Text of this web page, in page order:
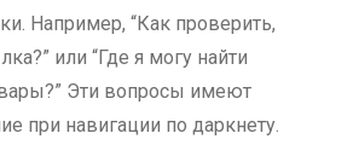
Например, “Как проверить,
или “Где я могу найти
Эти вопросы имеют
при навигации по даркнету.